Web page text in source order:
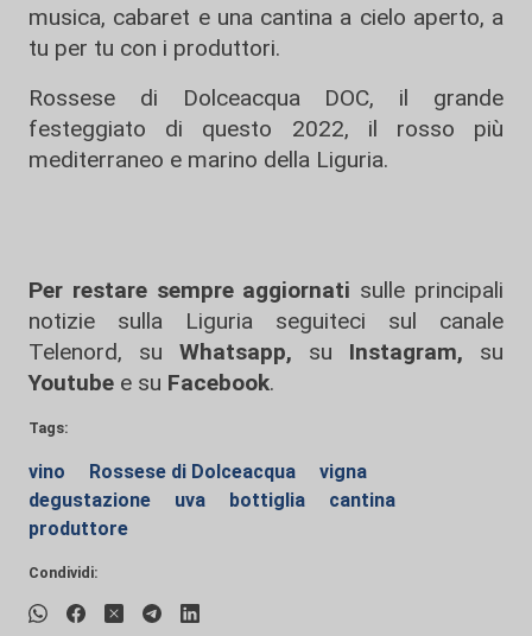
musica, cabaret e una cantina a cielo aperto, a
tu per tu con i produttori.
Rossese di Dolceacqua DOC, il grande
festeggiato di questo 2022, il rosso più
mediterraneo e marino della Liguria.
Per restare sempre aggiornati sulle principali
notizie sulla Liguria seguiteci sul canale
Telenord, su
Whatsapp, su Instagram, su
Youtube e su Facebook.
Tags:
vino Rossese di Dolceacqua
vigna
degustazione
uva bottiglia
cantina
produttore
Condividi: